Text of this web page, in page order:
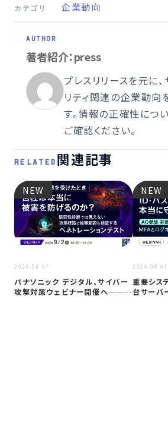
カテゴリ 企業動向
著者紹介：press
プレスリリースを元に
リティ関連の企業動向
す。情報の正確性につ
ご確認ください。
RELATED 関連記事
NEW
2026.08.07
パナソニック デジタル、サイバー
攻撃対策ウェビナー開催へ──自
NEW
2026.08.07
重要シ
台サーバ